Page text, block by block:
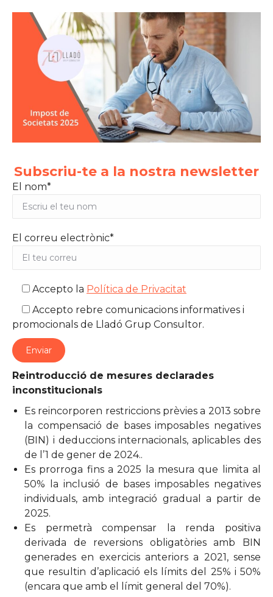
Subscriu-te a la nostra newsletter
El nom*
El correu electrònic*
Accepto la Política de Privacitat
Accepto rebre comunicacions informatives i
promocionals de Lladó Grup Consultor.
Reintroducció de mesures declarades
inconstitucionals
Es reincorporen restriccions prèvies a 2013 sobre
la compensació de bases imposables negatives
(BIN) i deduccions internacionals, aplicables des
de l’1 de gener de 2024..
Es prorroga fins a 2025 la mesura que limita al
50% la inclusió de bases imposables negatives
individuals, amb integració gradual a partir de
2025.
Es permetrà compensar la renda positiva
derivada de reversions obligatòries amb BIN
generades en exercicis anteriors a 2021, sense
que resultin d’aplicació els límits del 25% i 50%
(encara que amb el límit general del 70%).